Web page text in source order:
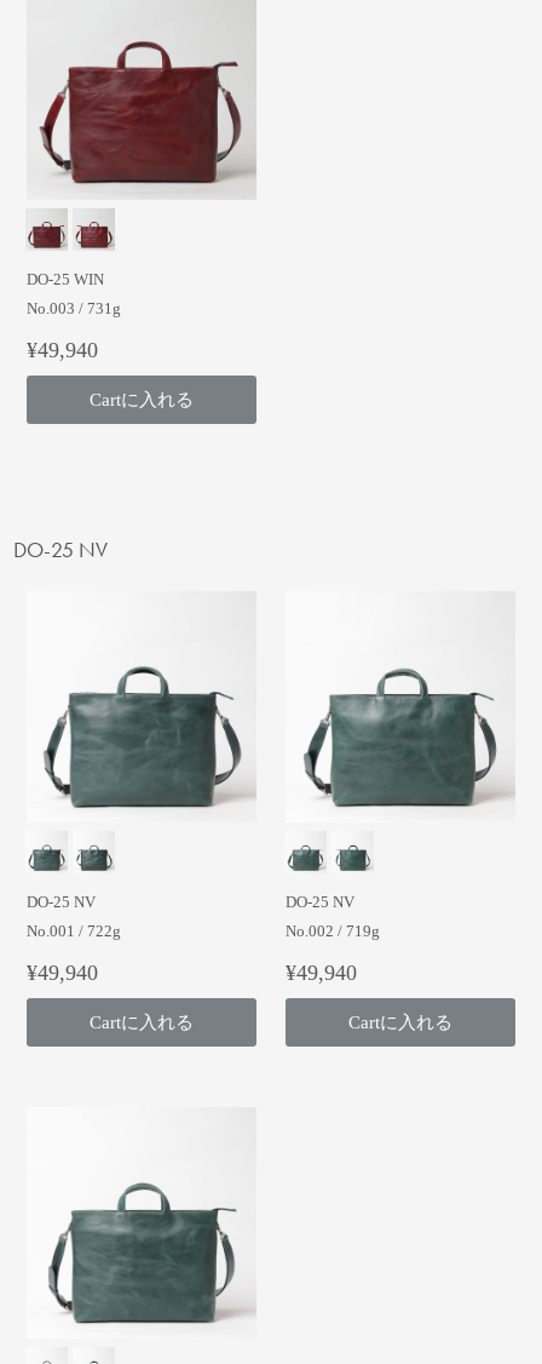
DO-25 WIN
No.003 / 731g
¥49,940
Cartに入れる
DO-25 NV
DO-25 NV
No.001 / 722g
¥49,940
Cartに入れる
DO-25 NV
No.002 / 719g
¥49,940
Cartに入れる